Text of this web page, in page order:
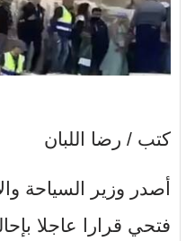
كتب / رضا اللبان
أصدر وزير السياحة
فتحي قرارا عاجلا